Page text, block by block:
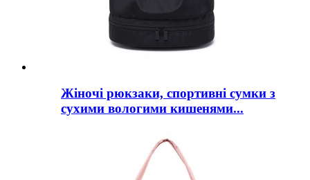
Жіночі рюкзаки, спортивні сумки з
сухими вологими кишенями...